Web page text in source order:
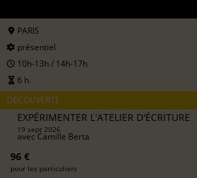
PARIS
présentiel
10h-13h / 14h-17h
6 h.
DÉCOUVERTE
EXPÉRIMENTER L'ATELIER D'ÉCRITURE
19 sept 2026
avecCamille Berta
96 €
pour les particuliers